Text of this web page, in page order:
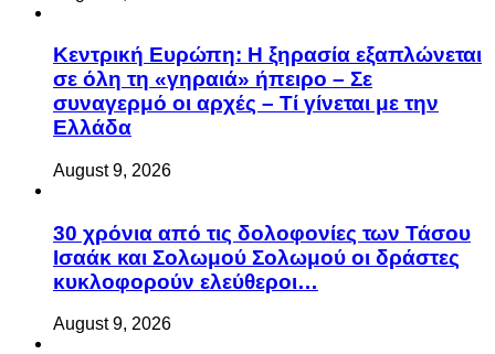
Κεντρική Ευρώπη: Η ξηρασία εξαπλώνεται
σε όλη τη «γηραιά» ήπειρο – Σε
συναγερμό οι αρχές – Τί γίνεται με την
Ελλάδα
August 9, 2026
30 χρόνια από τις δολοφονίες των Τάσου
Ισαάκ και Σολωμού Σολωμού οι δράστες
κυκλοφορούν ελεύθεροι…
August 9, 2026